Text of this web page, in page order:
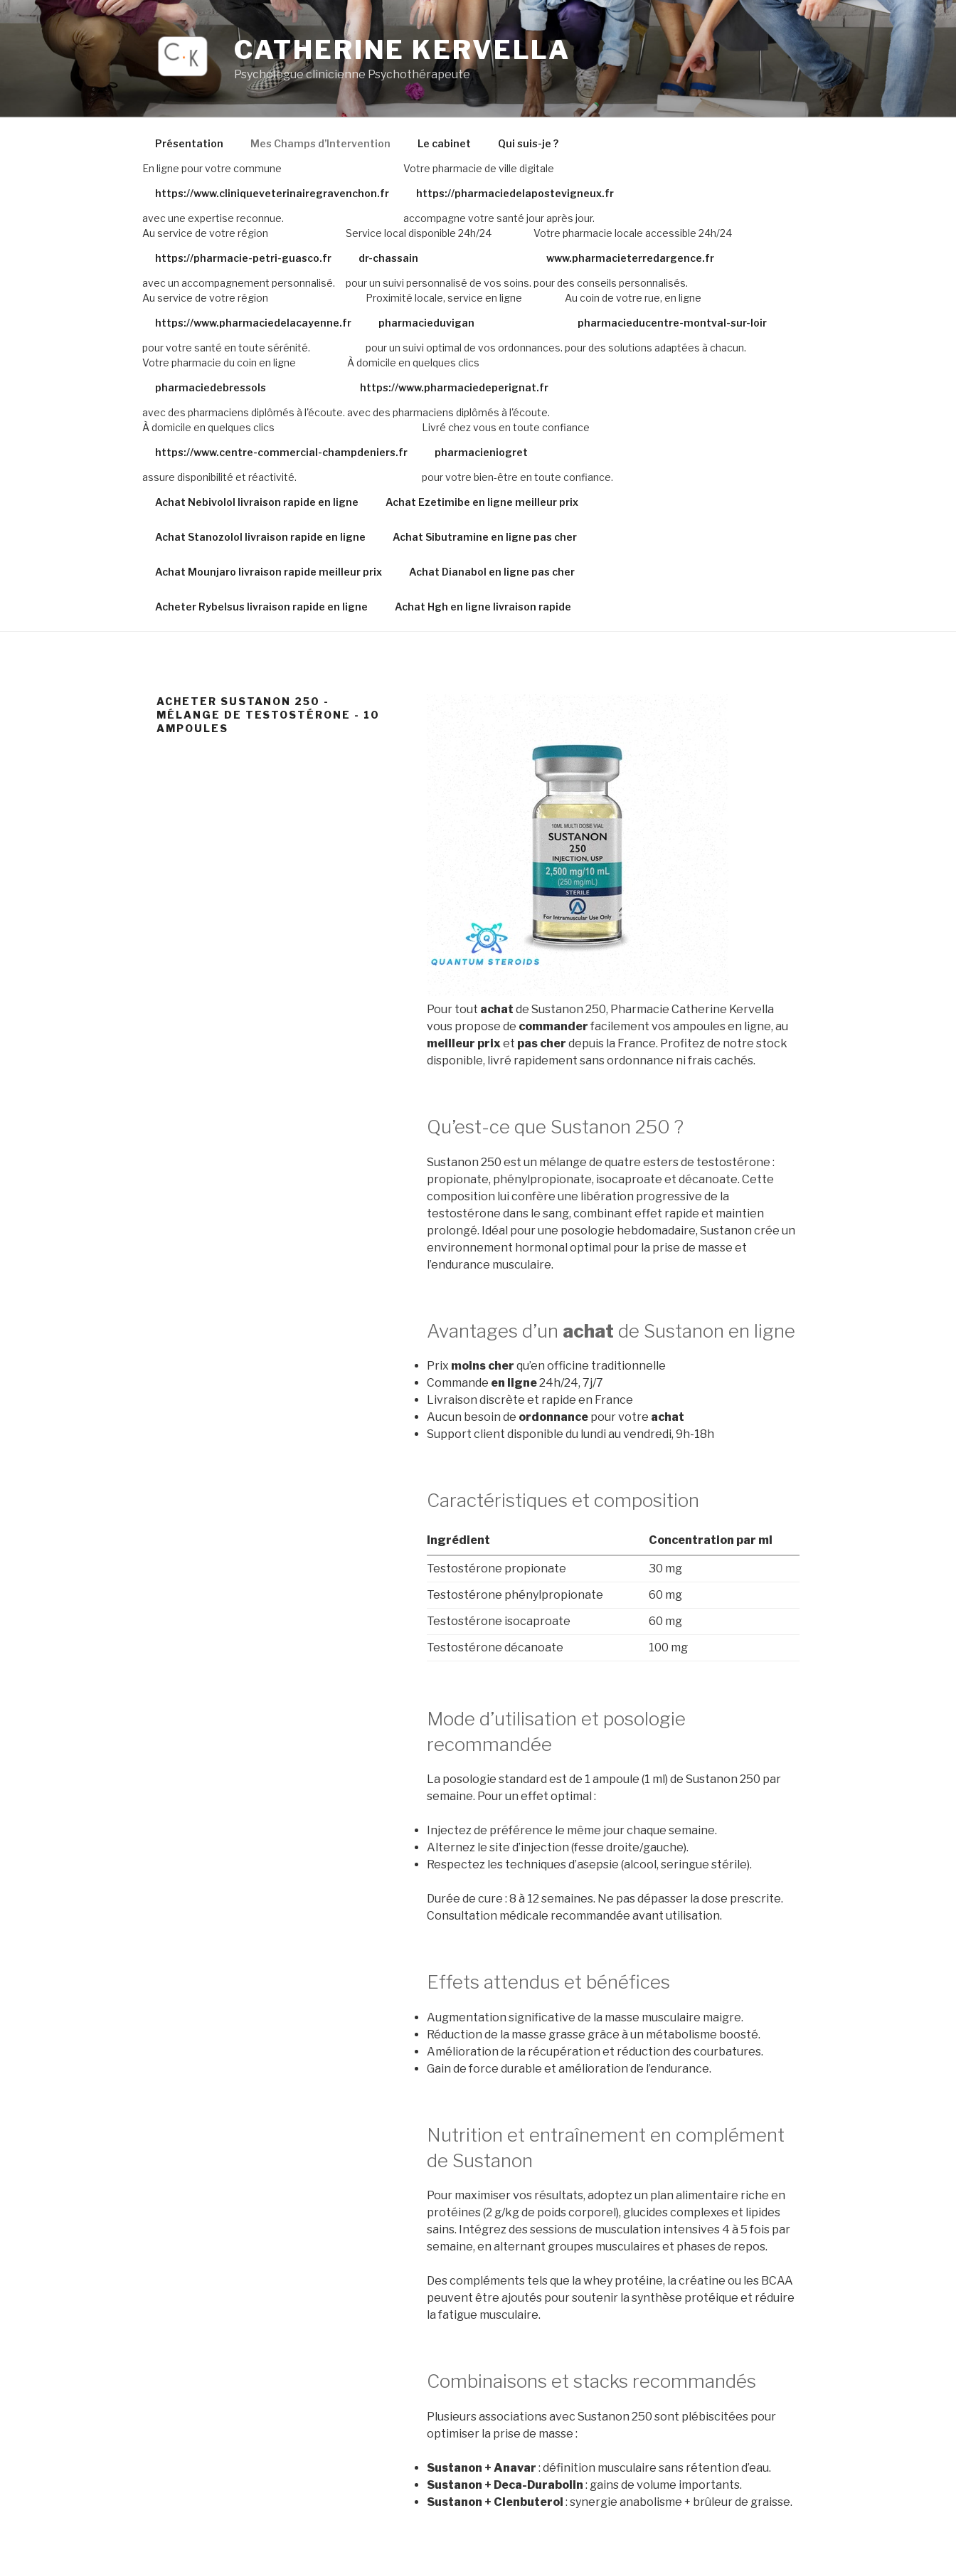
Aller
au
contenu
CATHERINE KERVELLA
Psychologue clinicienne Psychothérapeute
Présentation Mes Champs d’Intervention Le cabinet Qui suis-je ?
En ligne pour votre commune
https://www.cliniqueveterinairegravenchon.fr
avec une expertise reconnue.
Votre pharmacie de ville digitale
https://pharmaciedelapostevigneux.fr
accompagne votre santé jour après jour.
Au service de votre région
https://pharmacie-petri-guasco.fr
avec un accompagnement personnalisé.
Service local disponible 24h/24
dr-chassain
pour un suivi personnalisé de vos soins.
Votre pharmacie locale accessible 24h/24
www.pharmacieterredargence.fr
pour des conseils personnalisés.
Au service de votre région
https://www.pharmaciedelacayenne.fr
pour votre santé en toute sérénité.
Proximité locale, service en ligne
pharmacieduvigan
pour un suivi optimal de vos ordonnances.
Au coin de votre rue, en ligne
pharmacieducentre-montval-sur-loir
pour des solutions adaptées à chacun.
Votre pharmacie du coin en ligne
pharmaciedebressols
avec des pharmaciens diplômés à l'écoute.
À domicile en quelques clics
https://www.pharmaciedeperignat.fr
avec des pharmaciens diplômés à l'écoute.
À domicile en quelques clics
https://www.centre-commercial-champdeniers.fr
assure disponibilité et réactivité.
Livré chez vous en toute confiance
pharmacieniogret
pour votre bien-être en toute confiance.
Achat Nebivolol livraison rapide en ligne Achat Ezetimibe en ligne meilleur prix
Achat Stanozolol livraison rapide en ligne Achat Sibutramine en ligne pas cher
Achat Mounjaro livraison rapide meilleur prix Achat Dianabol en ligne pas cher
Acheter Rybelsus livraison rapide en ligne Achat Hgh en ligne livraison rapide
ACHETER SUSTANON 250 -
MÉLANGE DE TESTOSTÉRONE - 10
AMPOULES
Pour tout achat de Sustanon 250, Pharmacie Catherine Kervella
vous propose de commander facilement vos ampoules en ligne, au
meilleur prixet pas cher depuis la France. Profitez de notre stock
disponible, livré rapidement sans ordonnance ni frais cachés.
Qu’est-ce que Sustanon 250 ?
Sustanon 250 est un mélange de quatre esters de testostérone :
propionate, phénylpropionate, isocaproate et décanoate. Cette
composition lui confère une libération progressive de la
testostérone dans le sang, combinant effet rapide et maintien
prolongé. Idéal pour une posologie hebdomadaire, Sustanon crée un
environnement hormonal optimal pour la prise de masse et
l’endurance musculaire.
Avantages d’un achat de Sustanon en ligne
Prix moins cher qu’en officine traditionnelle
Commande en ligne24h/24, 7j/7
Livraison discrète et rapide en France
Aucun besoin de ordonnancepour votre achat
Support client disponible du lundi au vendredi, 9h-18h
Caractéristiques et composition
Ingrédient Concentration par ml
Testostérone propionate
30 mg
Testostérone phénylpropionate
60 mg
Testostérone isocaproate
60 mg
Testostérone décanoate
100 mg
Mode d’utilisation et posologie
recommandée
La posologie standard est de 1 ampoule (1 ml) de Sustanon 250 par
semaine. Pour un effet optimal :
Injectez de préférence le même jour chaque semaine.
Alternez le site d’injection (fesse droite/gauche).
Respectez les techniques d’asepsie (alcool, seringue stérile).
Durée de cure : 8 à 12 semaines. Ne pas dépasser la dose prescrite.
Consultation médicale recommandée avant utilisation.
Effets attendus et bénéfices
Augmentation significative de la masse musculaire maigre.
Réduction de la masse grasse grâce à un métabolisme boosté.
Amélioration de la récupération et réduction des courbatures.
Gain de force durable et amélioration de l’endurance.
Nutrition et entraînement en complément
de Sustanon
Pour maximiser vos résultats, adoptez un plan alimentaire riche en
protéines (2 g/kg de poids corporel), glucides complexes et lipides
sains. Intégrez des sessions de musculation intensives 4 à 5 fois par
semaine, en alternant groupes musculaires et phases de repos.
Des compléments tels que la whey protéine, la créatine ou les BCAA
peuvent être ajoutés pour soutenir la synthèse protéique et réduire
la fatigue musculaire.
Combinaisons et stacks recommandés
Plusieurs associations avec Sustanon 250 sont plébiscitées pour
optimiser la prise de masse :
Sustanon + Anavar : définition musculaire sans rétention d’eau.
Sustanon + Deca-Durabolin : gains de volume importants.
Sustanon + Clenbuterol : synergie anabolisme + brûleur de graisse.